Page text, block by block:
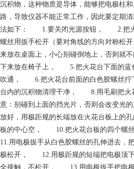
沉积物，这种物质是导体，能够把电极柱
路，导致仪器不能正常工作，因此要定期
法如下： 1.要关闭光源按钮， 2.把火
螺丝用扳手松开（要对角线的方向对称
来放在桌面上，小心别碰倒地上，否则
下来放在椅子上， 5.把火花台下面的蓝
吹通， 6.把火花台前面的白色胶螺丝
台内的沉积物清理干净， 8.用毛刷把火
意：别碰到上面的挡光片，否则会改变
放好，用极距规的长端放在火花台板上的
板的中心空， 10.把火花台板的四个螺
11.用电极扳手从白色胶螺丝的孔伸进去，
极松开， 12.用极距规的短端把电极顶下
全接触，不松开， 13.用电极扳手把电